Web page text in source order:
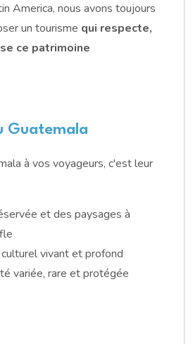
America, nous avons toujours
un tourisme qui respecte,
ce patrimoine
Guatemala
à vos voyageurs, c'est leur
et des paysages à
vivant et profond
variée, rare et protégée